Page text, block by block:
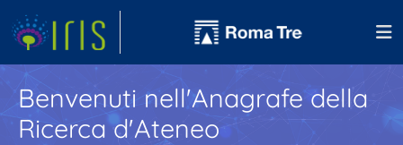
Benvenuti nell'Anagrafe della
Ricerca d'Ateneo